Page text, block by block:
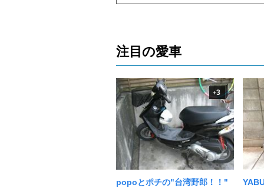
注目の愛車
+3
popoとポチの"台湾野郎！！"